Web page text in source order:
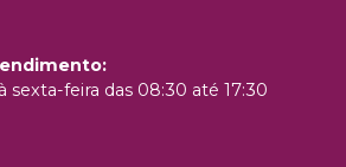
:
sexta-feira das 08:30 até 17:30